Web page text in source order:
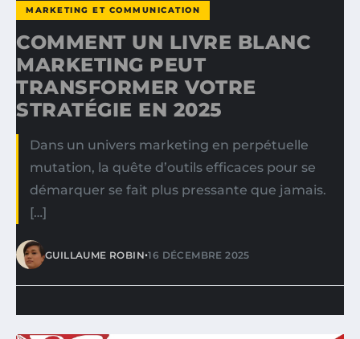
MARKETING ET COMMUNICATION
COMMENT UN LIVRE BLANC
MARKETING PEUT
TRANSFORMER VOTRE
STRATÉGIE EN 2025
Dans un univers marketing en perpétuelle
mutation, la quête d’outils efficaces pour se
démarquer se fait plus pressante que jamais.
[…]
GUILLAUME ROBIN•16 DÉCEMBRE 2025